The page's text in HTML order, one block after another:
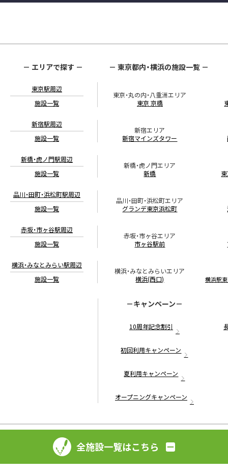
－ エリアで探す － － 東京都内・横浜の施設一覧 －
東京駅周辺
施設一覧
東京・丸の内・八重洲エリア
東京 京橋
新宿駅周辺
施設一覧
新宿エリア
新宿マインズタワー
新橋・虎ノ門駅周辺
施設一覧
新橋・虎ノ門エリア
新橋
品川・田町・浜松町駅周辺
施設一覧
品川・田町・浜松町エリア
グランデ東京浜松町
赤坂・市ヶ谷駅周辺
施設一覧
赤坂・市ヶ谷エリア
市ヶ谷駅前
横浜・みなとみらい駅周辺
施設一覧
横浜・みなとみらいエリア
横浜(西口)
横浜駅
－キャンペーン－
10周年記念割引
初回利用キャンペーン
夏利用キャンペーン
オープニングキャンペーン
全施設一覧はこちら